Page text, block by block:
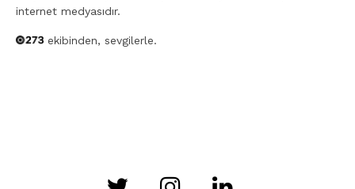
internet medyasıdır.
ekibinden, sevgilerle.